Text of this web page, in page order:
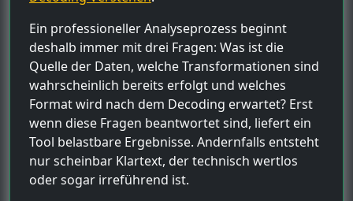
Ein professioneller Analyseprozess beginnt
deshalb immer mit drei Fragen: Was ist die
Quelle der Daten, welche Transformationen sind
wahrscheinlich bereits erfolgt und welches
Format wird nach dem Decoding erwartet? Erst
wenn diese Fragen beantwortet sind, liefert ein
Tool belastbare Ergebnisse. Andernfalls entsteht
nur scheinbar Klartext, der technisch wertlos
oder sogar irreführend ist.